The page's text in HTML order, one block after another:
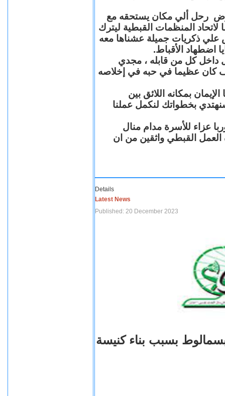
رحل ألي مكان يستحقه مع
المنظمات القبطية ليترك
علي ذكريات جميلة عشناها معه
اضطهاد الأقباط.
داخل كل من قابله ، مجدي
عظيما في حبه في إخلاصه
بمكانه اللائق بين
بخطواتك لنكمل عملنا
عزاء للأسرة مدام منال
العمل القبطي واثقين من ان
Details
Latest News
Published: 20 December 2023
بسبب بناء كنيسة